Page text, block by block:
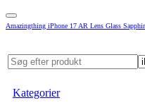
Amazingthing iPhone 17 AR Lens Glass
Kategorier